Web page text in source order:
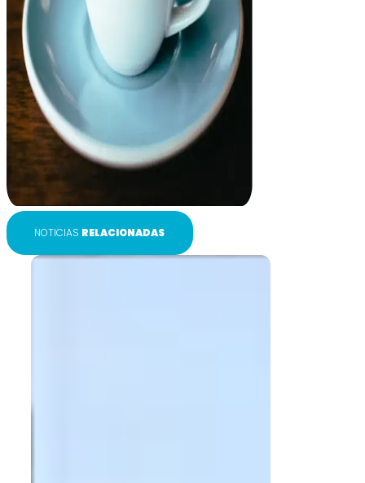
NOTICIAS RELACIONADAS